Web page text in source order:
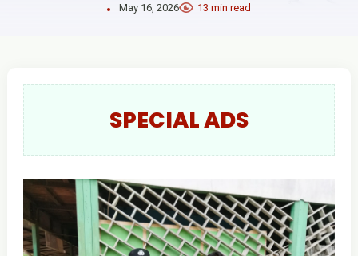
May 16, 2026 13 min read
SPECIAL ADS